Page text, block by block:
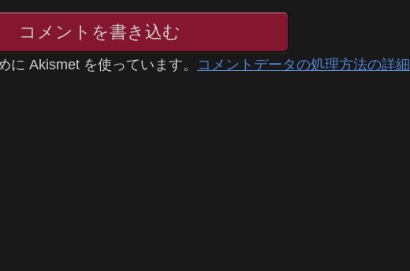
コメントを書き込む
に Akismet を使っています。 コメントデータの処理方法の詳細